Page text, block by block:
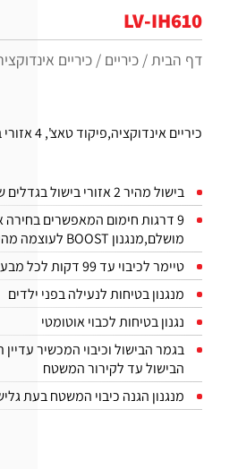
LV-IH610
דף הבית/ כיריים / כיריים אינדוקציה 60 ס"מ , חד
כיריים אינדוקציה,פיקוד טאצ', 4 אזורי בישול
בישול מהיר 2 אזורי בישול בגדלים שונים
9 דרגות חימום המאפשרים בחירה
מושלם,מנגנון BOOST לעוצמה מהירה ומקסימלית
טיימר לכיבוי עד 99 דקות לכל מבער בנפרד
מנגנון בטיחות לנעילה בפני ילדים
נגנון בטיחות לכבוי אוטומטי
בגמר הבישול וכיבוי המכשיר
הבישול עד לקירור המשטח
מנגנון הגנה כיבוי המשטח בעת